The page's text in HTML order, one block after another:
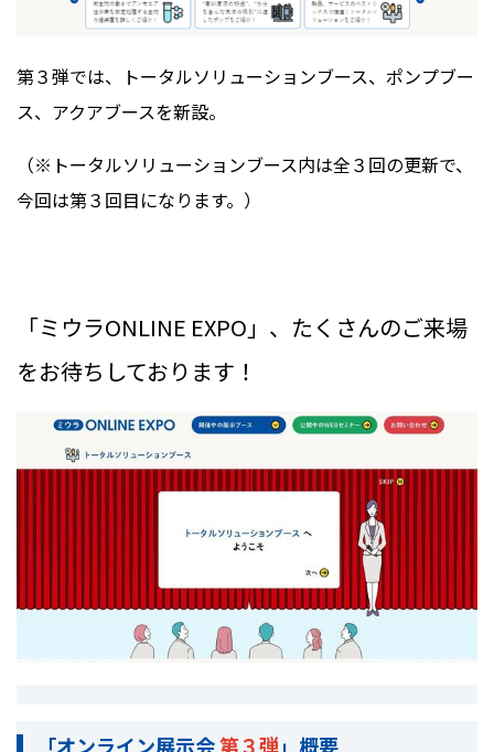
第３弾では、トータルソリューションブース、ポンプブー
ス、アクアブースを新設。
（※トータルソリューションブース内は全３回の更新で、
今回は第３回目になります。）
「ミウラONLINE EXPO」、たくさんのご来場
をお待ちしております！
「オンライン展示会第３弾」概要